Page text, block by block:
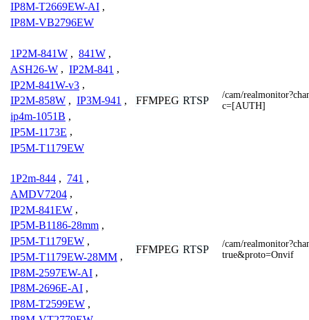
IP8M-T2669EW-AI ,
IP8M-VB2796EW
1P2M-841W , 841W ,
ASH26-W , IP2M-841 ,
IP2M-841W-v3 ,
IP2M-858W , IP3M-941 ,
ip4m-1051B ,
IP5M-1173E ,
IP5M-T1179EW
FFMPEG RTSP
/cam/
c=[AUTH]
1P2m-844 , 741 ,
AMDV7204 ,
IP2M-841EW ,
IP5M-B1186-28mm ,
IP5M-T1179EW ,
IP5M-T1179EW-28MM ,
IP8M-2597EW-AI ,
IP8M-2696E-AI ,
IP8M-T2599EW ,
FFMPEG RTSP
/cam/
true&proto=Onvif